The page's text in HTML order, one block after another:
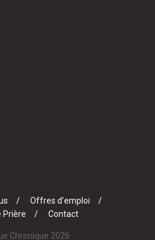
Offres d’emploi
Prière
Contact
Chronique 2026